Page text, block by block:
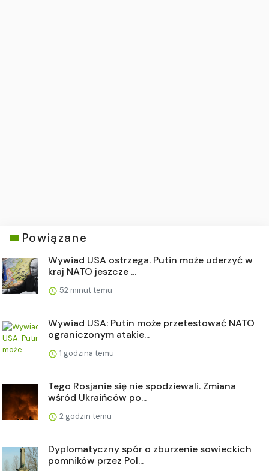
Powiązane
Wywiad USA ostrzega. Putin może uderzyć w
kraj NATO jeszcze ...
52 minut temu
Wywiad USA: Putin może przetestować NATO
ograniczonym atakie...
1 godzina temu
Tego Rosjanie się nie spodziewali. Zmiana
wśród Ukraińców po...
2 godzin temu
Dyplomatyczny spór o zburzenie sowieckich
pomników przez Pol...